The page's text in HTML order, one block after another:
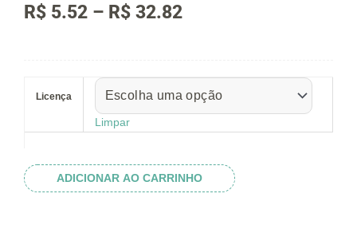
R$ 5.52 – R$ 32.82Faixa
através
R$ 32.82
Licença
Limpar
Frame
ADICIONAR AO CARRINHO